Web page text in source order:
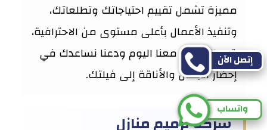
مميزة تشمل تقييم احتياجاتك وتطلعاتك،
وتنفيذ الأعمال بأعلى مستوى من الاحترافية،
قم بالتواصل معنا اليوم ودعنا نساعدك في
إحضار الجمال والأناقة إلى فيلتك.
شركة ترميم منازل
إتصل الآن
واتساب